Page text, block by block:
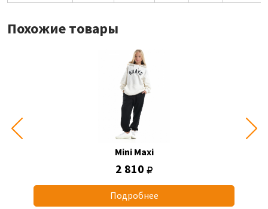
Похожие товары
Mini Maxi
2 810
Подробнее